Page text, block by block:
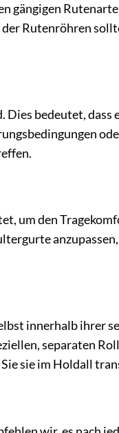
gängigen
Rutenröhren
bedeutet, dass
um den
innerhalb ihrer
separaten
sie im Holdall